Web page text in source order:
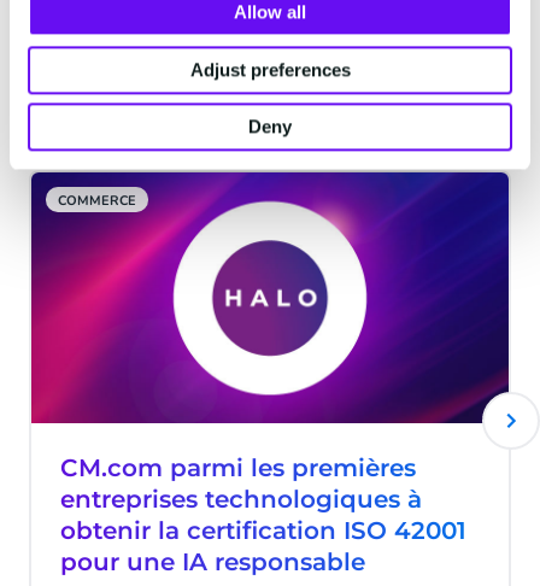
Allow all
Adjust preferences
Deny
Articles connexes
COMMERCE
CM.com parmi les premières
entreprises technologiques à
obtenir la certification ISO 42001
pour une IA responsable